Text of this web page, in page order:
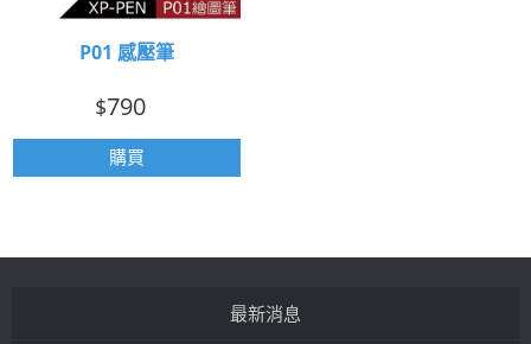
P01 感壓筆
$790
購買
最新消息